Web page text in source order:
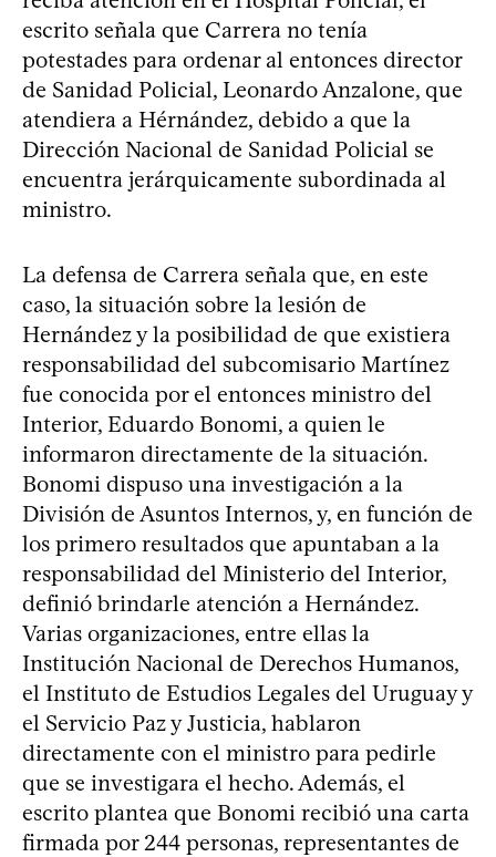
escrito señala que Carrera no tenía
potestades para ordenar al entonces director
de Sanidad Policial, Leonardo Anzalone, que
atendiera a Hérnández, debido a que la
Dirección Nacional de Sanidad Policial se
encuentra jerárquicamente subordinada al
ministro.
La defensa de Carrera señala que, en este
caso, la situación sobre la lesión de
Hernández y la posibilidad de que existiera
responsabilidad del subcomisario Martínez
fue conocida por el entonces ministro del
Interior, Eduardo Bonomi, a quien le
informaron directamente de la situación.
Bonomi dispuso una investigación a la
División de Asuntos Internos, y, en función de
los primero resultados que apuntaban a la
responsabilidad del Ministerio del Interior,
definió brindarle atención a Hernández.
Varias organizaciones, entre ellas la
Institución Nacional de Derechos Humanos,
el Instituto de Estudios Legales del Uruguay y
el Servicio Paz y Justicia, hablaron
directamente con el ministro para pedirle
que se investigara el hecho. Además, el
escrito plantea que Bonomi recibió una carta
firmada por 244 personas, representantes de